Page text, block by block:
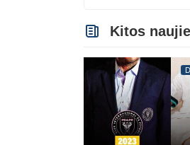
Kitos